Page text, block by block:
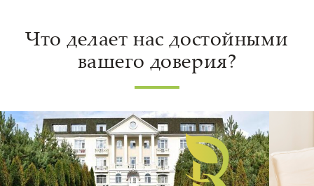
Что делает нас достойными
вашего доверия?